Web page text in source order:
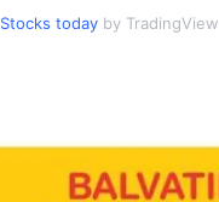
Stocks today by TradingView